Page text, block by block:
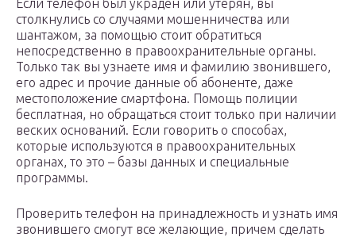
Если телефон был украден или утерян, вы
столкнулись со случаями мошенничества или
шантажом, за помощью стоит обратиться
непосредственно в правоохранительные органы.
Только так вы узнаете имя и фамилию звонившего,
его адрес и прочие данные об абоненте, даже
местоположение смартфона. Помощь полиции
бесплатная, но обращаться стоит только при наличии
веских оснований. Если говорить о способах,
которые используются в правоохранительных
органах, то это – базы данных и специальные
программы.
Проверить телефон на принадлежность и узнать имя
звонившего смогут все желающие, причем сделать